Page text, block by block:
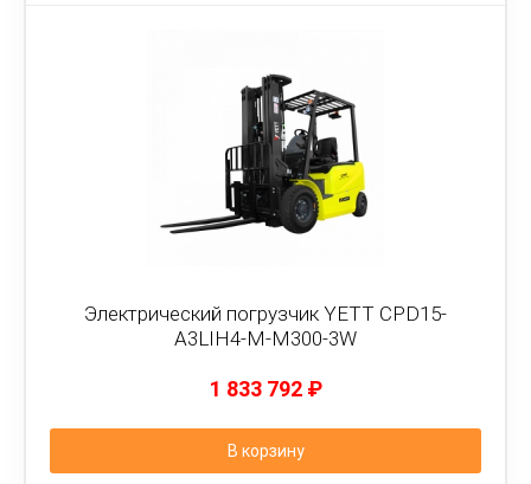
Электрический погрузчик YETT CPD15-
A3LIH4-M-M300-3W
1 833 792 ₽
В корзину